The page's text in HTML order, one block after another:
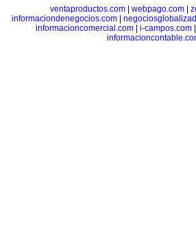
ventaproductos.com
webpago.com
informaciondenegocios.com|
informacioncomercial.com| i-campos.com